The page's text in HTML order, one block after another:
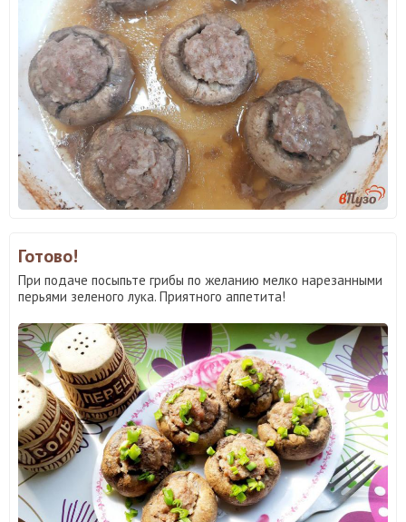
Готово!
При подаче посыпьте грибы по желанию мелко нарезанными
перьями зеленого лука. Приятного аппетита!